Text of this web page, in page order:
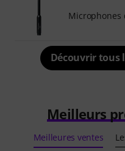
Microphones
Découvrir tous
Meilleurs
Meilleures ventes